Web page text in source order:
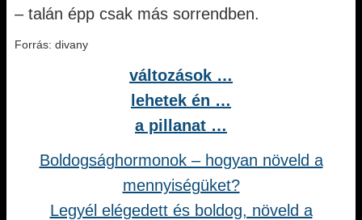
– talán épp csak más sorrendben.
Forrás: divany
változások …
lehetek én …
a pillanat …
Boldogsághormonok – hogyan növeld a
mennyiségüket?
Legyél elégedett és boldog, növeld a